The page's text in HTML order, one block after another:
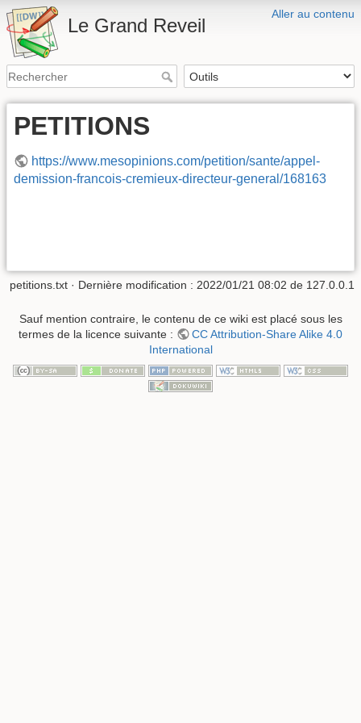
Aller au contenu
Le Grand Reveil
PETITIONS
https://www.mesopinions.com/petition/sante/appel-
demission-francois-cremieux-directeur-general/168163
petitions.txt · Dernière modification : 2022/01/21 08:02 de 127.0.0.1
Sauf mention contraire, le contenu de ce wiki est placé sous les
termes de la licence suivante :
CC Attribution-Share Alike 4.0
International